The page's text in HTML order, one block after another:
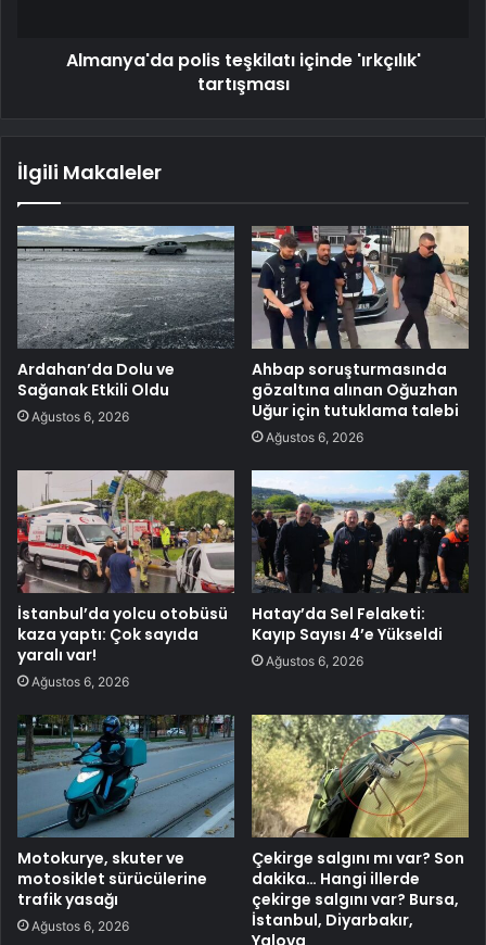
Almanya'da polis teşkilatı içinde 'ırkçılık'
tartışması
İlgili Makaleler
Ardahan’da Dolu ve
Sağanak Etkili Oldu
Ağustos 6, 2026
Ahbap soruşturmasında
gözaltına alınan Oğuzhan
Uğur için tutuklama talebi
Ağustos 6, 2026
İstanbul’da yolcu otobüsü
kaza yaptı: Çok sayıda
yaralı var!
Ağustos 6, 2026
Hatay’da Sel Felaketi:
Kayıp Sayısı 4’e Yükseldi
Ağustos 6, 2026
Motokurye, skuter ve
motosiklet sürücülerine
trafik yasağı
Ağustos 6, 2026
Çekirge salgını mı var? Son
dakika… Hangi illerde
çekirge salgını var? Bursa,
İstanbul, Diyarbakır,
Yalova